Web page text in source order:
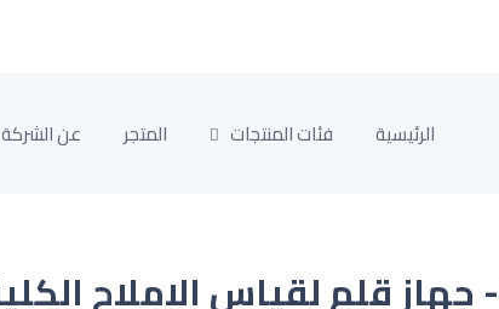
الرئيسية فئات المنتجات المتجر عن الشركة